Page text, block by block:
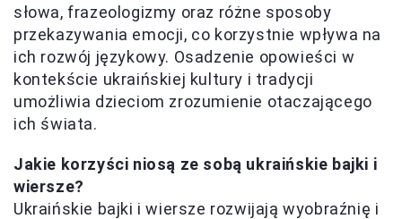
słowa, frazeologizmy oraz różne sposoby
przekazywania emocji, co korzystnie wpływa na
ich rozwój językowy. Osadzenie opowieści w
kontekście ukraińskiej kultury i tradycji
umożliwia dzieciom zrozumienie otaczającego
ich świata.
Jakie korzyści niosą ze sobą ukraińskie bajki i
wiersze?
Ukraińskie bajki i wiersze rozwijają wyobraźnię i